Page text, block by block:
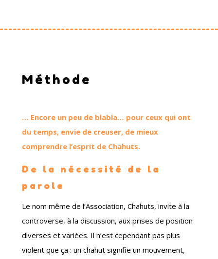
Méthode
… Encore un peu de blabla… pour ceux qui ont
du temps, envie de creuser, de mieux
comprendre l’esprit de Chahuts.
De la nécessité de la
parole
Le nom même de l’Association, Chahuts, invite à la
controverse, à la discussion, aux prises de position
diverses et variées. Il n’est cependant pas plus
violent que ça : un chahut signifie un mouvement,